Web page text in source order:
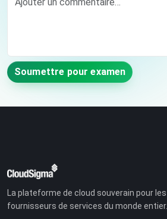
Soumettre pour examen
La plateforme de cloud souverain pour les
fournisseurs de services du monde entier.